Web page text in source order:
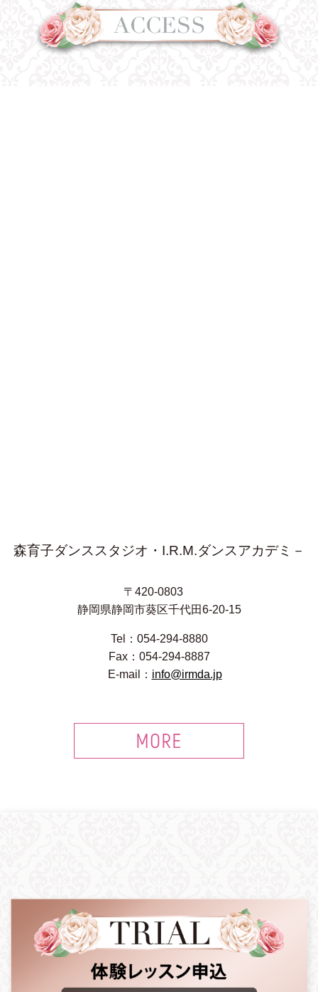
森育子ダンススタジオ・I.R.M.ダンスアカデミ－
〒420-0803
静岡県静岡市葵区千代田6-20-15
Tel：054-294-8880
Fax：054-294-8887
E-mail： info@irmda.jp